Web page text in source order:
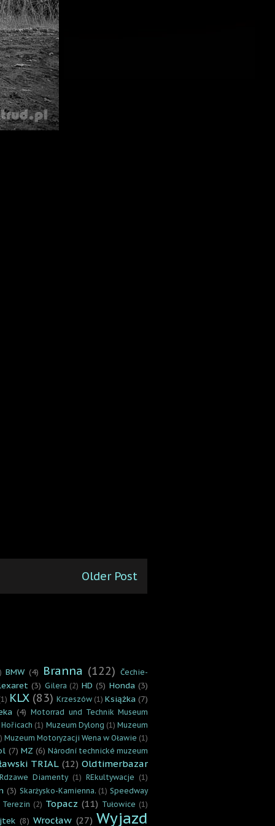
Older Post
BMW (4) Branna (122) Čechie-
(3) Gilera (2) HD (5) Honda (3)
KLX (83) Krzeszów (1) Książka (7)
(4) Motorrad und Technik Museum
(1) Muzeum Dylong (1) Muzeum
Muzeum Motoryzacji Wena w Oławie (1)
(7) MZ (6) Národní technické muzeum
TRIAL (12) Oldtimerbazar
Rdzawe Diamenty (1) REkultywacje (1)
(3) Skarżysko-Kamienna. (1) Speedway
Terezin (2) Topacz (11) Tułowice (1)
(8) Wrocław (27) Wyjazd